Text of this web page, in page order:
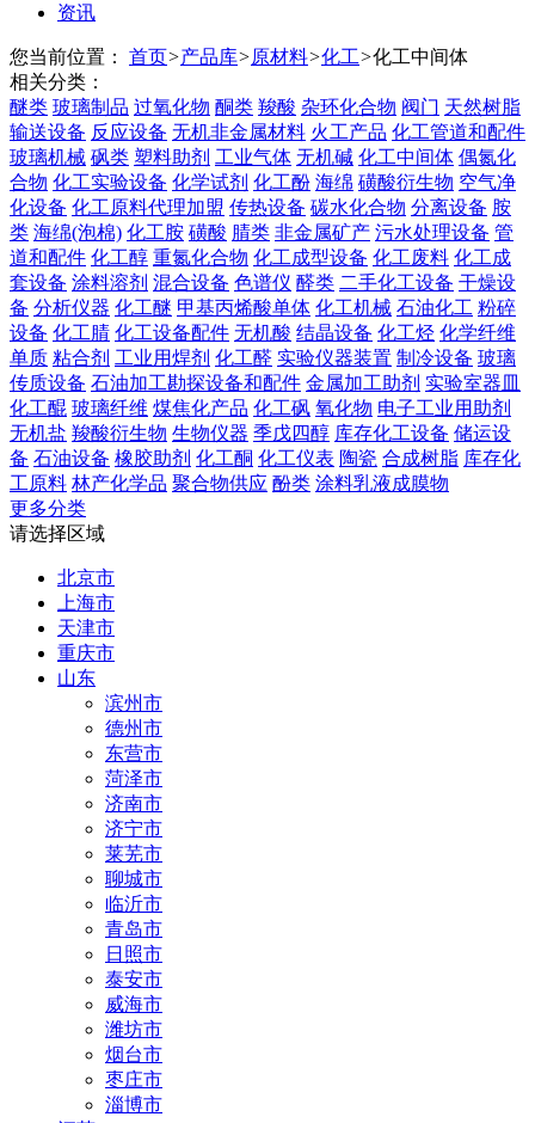
资讯
您当前位置： 首页>产品库>原材料>化工>化工中间体
相关分类：
醚类 玻璃制品 过氧化物 酮类 羧酸 杂环化合物 阀门 天然树脂
输送设备 反应设备 无机非金属材料 火工产品 化工管道和配件
玻璃机械 砜类 塑料助剂 工业气体 无机碱 化工中间体 偶氮化
合物 化工实验设备 化学试剂 化工酚 海绵 磺酸衍生物 空气净
化设备 化工原料代理加盟 传热设备 碳水化合物 分离设备 胺
类 海绵(泡棉) 化工胺 磺酸 腈类 非金属矿产 污水处理设备 管
道和配件 化工醇 重氮化合物 化工成型设备 化工废料 化工成
套设备 涂料溶剂 混合设备 色谱仪 醛类 二手化工设备 干燥设
备 分析仪器 化工醚 甲基丙烯酸单体 化工机械 石油化工 粉碎
设备 化工腈 化工设备配件 无机酸 结晶设备 化工烃 化学纤维
单质 粘合剂 工业用焊剂 化工醛 实验仪器装置 制冷设备 玻璃
传质设备 石油加工勘探设备和配件 金属加工助剂 实验室器皿
化工醌 玻璃纤维 煤焦化产品 化工砜 氧化物 电子工业用助剂
无机盐 羧酸衍生物 生物仪器 季戊四醇 库存化工设备 储运设
备 石油设备 橡胶助剂 化工酮 化工仪表 陶瓷 合成树脂 库存化
工原料 林产化学品 聚合物供应 酚类 涂料乳液成膜物
更多分类
请选择区域
北京市
上海市
天津市
重庆市
山东
滨州市
德州市
东营市
菏泽市
济南市
济宁市
莱芜市
聊城市
临沂市
青岛市
日照市
泰安市
威海市
潍坊市
烟台市
枣庄市
淄博市